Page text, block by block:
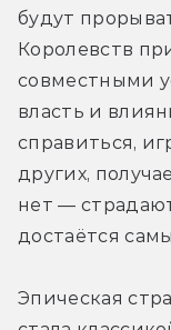
будут
Королевств
совместными
власть и
справиться,
других,
нет —
достаётся
Эпическая